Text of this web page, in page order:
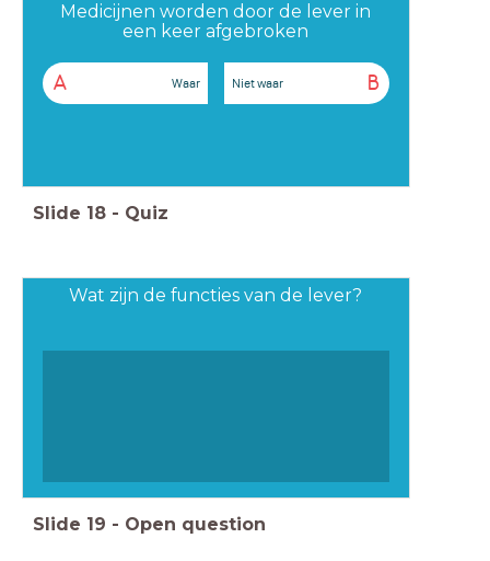
Medicijnen worden door de lever in
een keer afgebroken
A Waar B
Niet waar
Slide 18 - Quiz
Wat zijn de functies van de lever?
Slide 19 - Open question